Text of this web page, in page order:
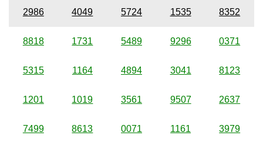
2986 4049 5724 1535 8352
8818 1731 5489 9296 0371
5315 1164 4894 3041 8123
1201 1019 3561 9507 2637
7499 8613 0071 1161 3979